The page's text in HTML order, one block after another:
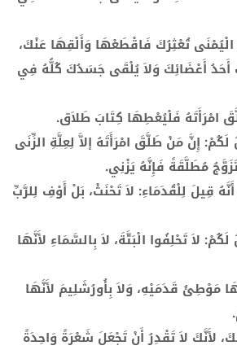
تُعْثِرُكَ فَاقْطَعْهَا وَأَلْقِهَا عَنْكَ،
أَحَدُ أَعْضَائِكَ وَلاَ يُلْقَى جَسَدُكَ كُلُّهُ فِي
امْرَأَتَهُ فَلْيُعْطِهَا كِتَابَ طَلاَق.
لَكُمْ: إِنَّ مَنْ طَلَّقَ امْرَأَتَهُ إلاَّ لِعِلَّةِ الزِّنَى
مُطَلَّقَةً فَإِنَّهُ يَزْنِي.
قِيلَ لِلْقُدَمَاءِ: لاَ تَحْنَثْ، بَلْ أَوْفِ لِلرَّبِّ
لاَ تَحْلِفُوا الْبَتَّةَ، لاَ بِالسَّمَاءِ لأَنَّهَا
مَوْطِئُ قَدَمَيْهِ، وَلاَ بِأُورُشَلِيمَ لأَنَّهَا
لأَنَّكَ لاَ تَقْدِرُ أَنْ تَجْعَلَ شَعْرَةً وَاحِدَةً